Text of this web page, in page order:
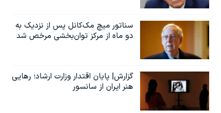
سناتور میچ مک‌کانل پس از نزدیک به
دو ماه از مرکز توان‌بخشی مرخص شد
گزارش| پایان اقتدار وزارت ارشاد؛ رهایی
هنر ایران از سانسور